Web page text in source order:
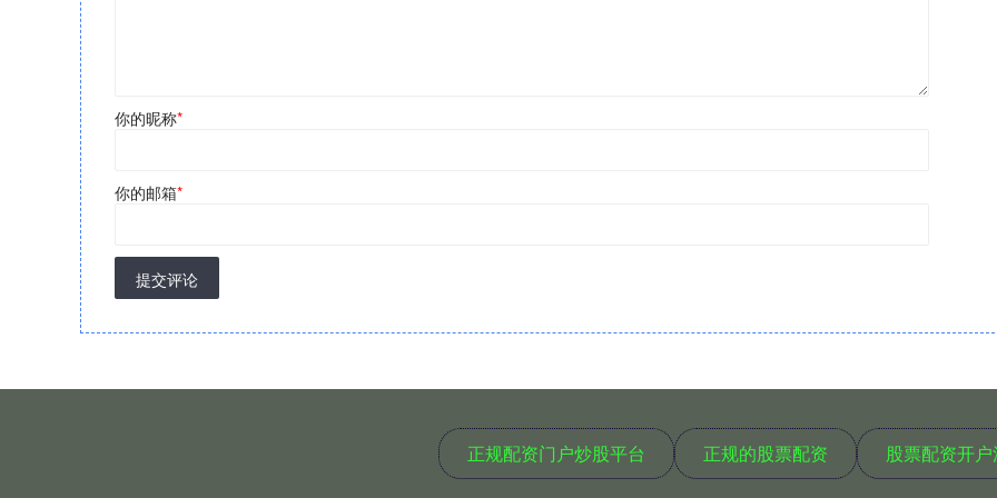
你的昵称*
你的邮箱*
提交评论
正规配资门户炒股平台 正规的股票配资 股票配资开